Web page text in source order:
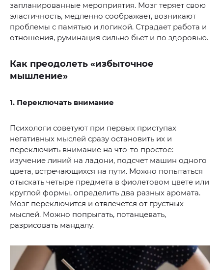
запланированные мероприятия. Мозг теряет свою
эластичность, медленно соображает, возникают
проблемы с памятью и логикой. Страдает работа и
отношения, руминация сильно бьет и по здоровью.
Как преодолеть «избыточное
мышление»
1. Переключать внимание
Психологи советуют при первых приступах
негативных мыслей сразу остановить их и
переключить внимание на что-то простое:
изучение линий на ладони, подсчет машин одного
цвета, встречающихся на пути. Можно попытаться
отыскать четыре предмета в фиолетовом цвете или
круглой формы, определить два разных аромата.
Мозг переключится и отвлечется от грустных
мыслей. Можно попрыгать, потанцевать,
разрисовать мандалу.